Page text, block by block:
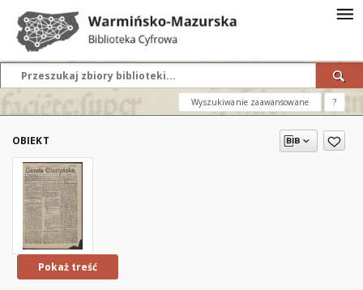
Wyszukiwanie zaawansowane ?
OBIEKT
Pokaż treść